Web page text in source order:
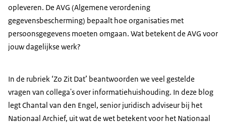
opleveren. De AVG (Algemene verordening
gegevensbescherming) bepaalt hoe organisaties met
persoonsgegevens moeten omgaan. Wat betekent de AVG voor
jouw dagelijkse werk?
In de rubriek ‘Zo Zit Dat’ beantwoorden we veel gestelde
vragen van collega's over informatiehuishouding. In deze blog
legt Chantal van den Engel, senior juridisch adviseur bij het
Nationaal Archief, uit wat de wet betekent voor het Nationaal